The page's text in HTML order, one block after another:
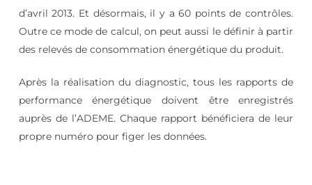
d’avril 2013. Et désormais, il y a 60 points de contrôles.
Outre ce mode de calcul, on peut aussi le définir à partir
des relevés de consommation énergétique du produit.
Après la réalisation du diagnostic, tous les rapports de
performance énergétique doivent être enregistrés
auprès de l’ADEME. Chaque rapport bénéficiera de leur
propre numéro pour figer les données.